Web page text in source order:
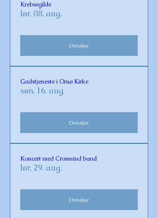
Krebsegilde
lør. 08. aug.
Detaljer
Gudstjeneste i Omø Kirke
søn. 16. aug.
Detaljer
Koncert med Crossvind band
lør. 29. aug.
Detaljer